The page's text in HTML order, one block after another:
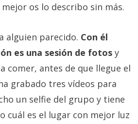
os lo describo sin más.
alguien parecido. Con él
es una sesión de fotos y
comer, antes de que llegue el
grabado tres vídeos para
un selfie del grupo y tiene
cuál es el lugar con mejor luz